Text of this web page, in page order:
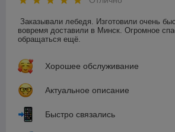
Заказывали лебедя. Изготовили очень
вовремя доставили в Минск. Огромное
обращаться ещё.
Хорошее обслуживание
Актуальное описание
Быстро связались